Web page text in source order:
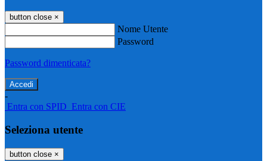
button close ×
Nome Utente
Password
Password dimenticata?
-
Entra con SPID Entra con CIE
Seleziona utente
button close ×